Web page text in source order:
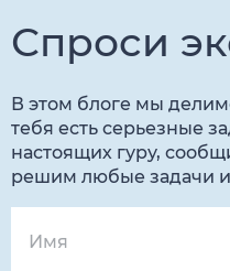
Спроси
В этом блоге мы
тебя есть серьезные
настоящих гуру,
решим любые задачи